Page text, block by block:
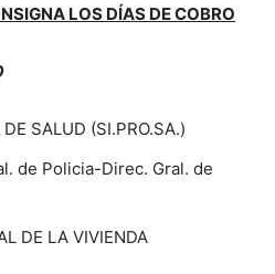
LOS DÍAS DE COBRO
SALUD (SI.PRO.SA.)
de Policia-Direc. Gral. de
DE LA VIVIENDA